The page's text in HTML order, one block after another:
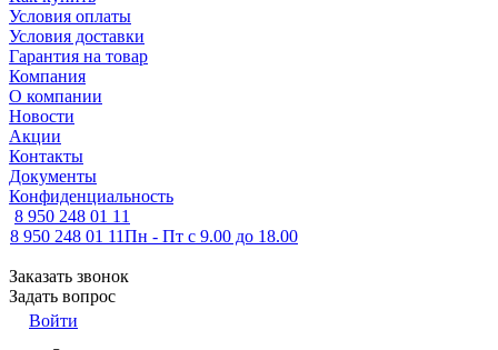
Условия оплаты
Условия доставки
Гарантия на товар
Компания
О компании
Новости
Акции
Контакты
Документы
Конфиденциальность
8 950 248 01 11
8 950 248 01 11Пн - Пт с 9.00 до 18.00
Заказать звонок
Задать вопрос
Войти